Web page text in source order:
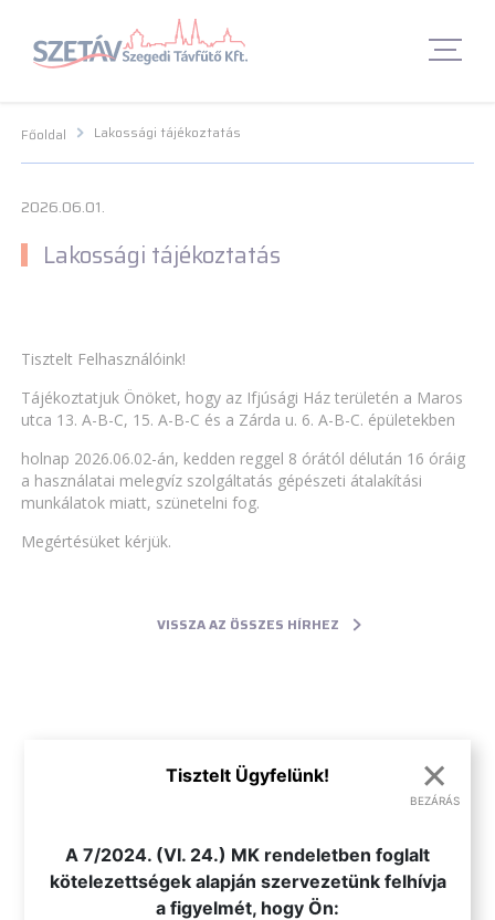
Navigációs menü segédlet
Fő Navigációs menü Fő Navigációs menü Fő tartalom Fő
Főoldal Lakossági tájékoztatás
2026.06.01.
Lakossági tájékoztatás
Tisztelt Felhasználóink!
Tájékoztatjuk Önöket, hogy az Ifjúsági Ház területén a Maros
utca 13. A-B-C, 15. A-B-C és a Zárda u. 6. A-B-C. épületekben
holnap 2026.06.02-án, kedden reggel 8 órától délután 16 óráig
a használatai melegvíz szolgáltatás gépészeti átalakítási
munkálatok miatt, szünetelni fog.
Megértésüket kérjük.
VISSZA AZ ÖSSZES HÍRHEZ
×
BEZÁRÁS
Tisztelt Ügyfelünk!
A 7/2024. (VI. 24.) MK rendeletben foglalt
kötelezettségek alapján szervezetünk felhívja
a figyelmét, hogy Ön: